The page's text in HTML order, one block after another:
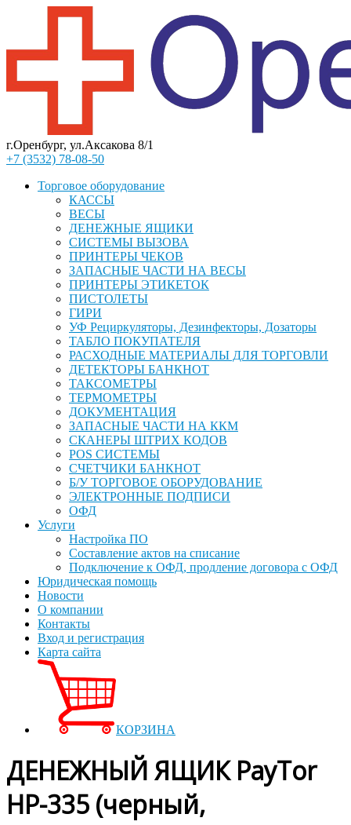
г.Оренбург, ул.Аксакова 8/1
+7 (3532) 78-08-50
Торговое оборудование
КАССЫ
ВЕСЫ
ДЕНЕЖНЫЕ ЯЩИКИ
СИСТЕМЫ ВЫЗОВА
ПРИНТЕРЫ ЧЕКОВ
ЗАПАСНЫЕ ЧАСТИ НА ВЕСЫ
ПРИНТЕРЫ ЭТИКЕТОК
ПИСТОЛЕТЫ
ГИРИ
УФ Рециркуляторы, Дезинфекторы, Дозаторы
ТАБЛО ПОКУПАТЕЛЯ
РАСХОДНЫЕ МАТЕРИАЛЫ ДЛЯ ТОРГОВЛИ
ДЕТЕКТОРЫ БАНКНОТ
ТАКСОМЕТРЫ
ТЕРМОМЕТРЫ
ДОКУМЕНТАЦИЯ
ЗАПАСНЫЕ ЧАСТИ НА ККМ
СКАНЕРЫ ШТРИХ КОДОВ
POS СИСТЕМЫ
СЧЕТЧИКИ БАНКНОТ
Б/У ТОРГОВОЕ ОБОРУДОВАНИЕ
ЭЛЕКТРОННЫЕ ПОДПИСИ
ОФД
Услуги
Настройка ПО
Составление актов на списание
Подключение к ОФД, продление договора с ОФД
Юридическая помощь
Новости
О компании
Контакты
Вход и регистрация
Карта сайта
КОРЗИНА
ДЕНЕЖНЫЙ ЯЩИК PayTor
HP-335 (черный,